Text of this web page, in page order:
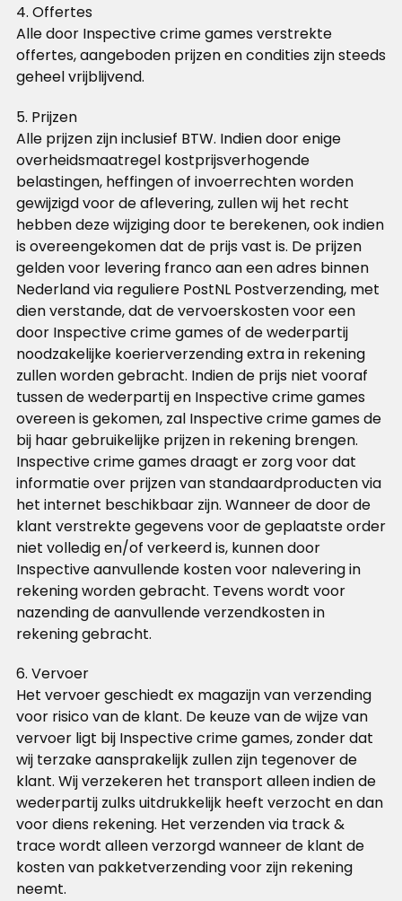
4. Offertes
Alle door Inspective crime games verstrekte
offertes, aangeboden prijzen en condities zijn steeds
geheel vrijblijvend.
5. Prijzen
Alle prijzen zijn inclusief BTW. Indien door enige
overheidsmaatregel kostprijsverhogende
belastingen, heffingen of invoerrechten worden
gewijzigd voor de aflevering, zullen wij het recht
hebben deze wijziging door te berekenen, ook indien
is overeengekomen dat de prijs vast is. De prijzen
gelden voor levering franco aan een adres binnen
Nederland via reguliere PostNL Postverzending, met
dien verstande, dat de vervoerskosten voor een
door Inspective crime games of de wederpartij
noodzakelijke koerierverzending extra in rekening
zullen worden gebracht. Indien de prijs niet vooraf
tussen de wederpartij en Inspective crime games
overeen is gekomen, zal Inspective crime games de
bij haar gebruikelijke prijzen in rekening brengen.
Inspective crime games draagt er zorg voor dat
informatie over prijzen van standaardproducten via
het internet beschikbaar zijn. Wanneer de door de
klant verstrekte gegevens voor de geplaatste order
niet volledig en/of verkeerd is, kunnen door
Inspective aanvullende kosten voor nalevering in
rekening worden gebracht. Tevens wordt voor
nazending de aanvullende verzendkosten in
rekening gebracht.
6. Vervoer
Het vervoer geschiedt ex magazijn van verzending
voor risico van de klant. De keuze van de wijze van
vervoer ligt bij Inspective crime games, zonder dat
wij terzake aansprakelijk zullen zijn tegenover de
klant. Wij verzekeren het transport alleen indien de
wederpartij zulks uitdrukkelijk heeft verzocht en dan
voor diens rekening. Het verzenden via track &
trace wordt alleen verzorgd wanneer de klant de
kosten van pakketverzending voor zijn rekening
neemt.